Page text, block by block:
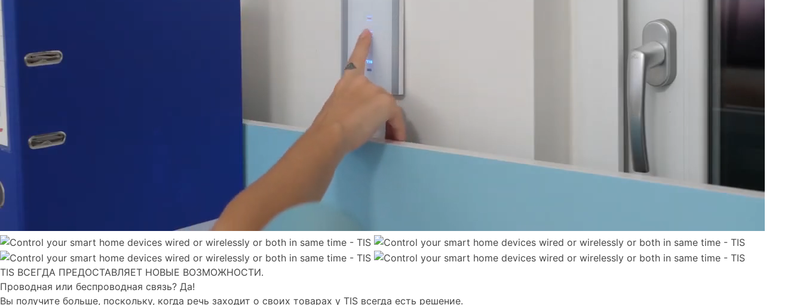
TIS ВСЕГДА ПРЕДОСТАВЛЯЕТ НОВЫЕ ВОЗМОЖНОСТИ.
Проводная или беспроводная связь? Да!
Вы получите больше, поскольку, когда речь заходит о своих товарах у TIS всегда есть решение.